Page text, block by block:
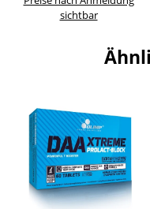
sichtbar